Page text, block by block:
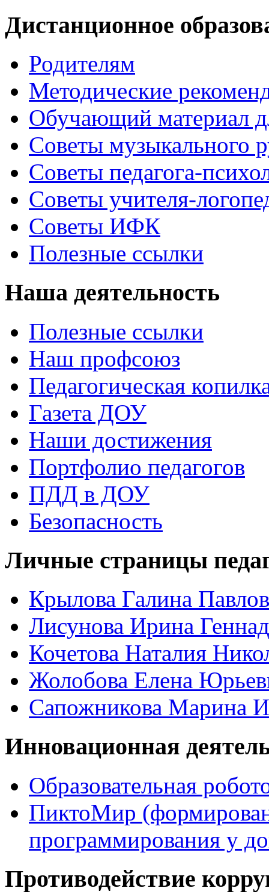
Дистанционное
Родителям
Методические
Обучающий материал
Советы музыкального
Советы педагога-
Советы учителя-
Советы ИФК
Полезные ссылки
Наша деятельность
Полезные ссылки
Наш профсоюз
Педагогическая
Газета ДОУ
Наши достижения
Портфолио педагогов
ПДД в ДОУ
Безопасность
Личные страницы
Крылова Галина
Лисунова Ирина
Кочетова Наталия
Жолобова Елена
Сапожникова Марина
Инновационная
Образовательная
ПиктоМир
программирования у
Противодействие